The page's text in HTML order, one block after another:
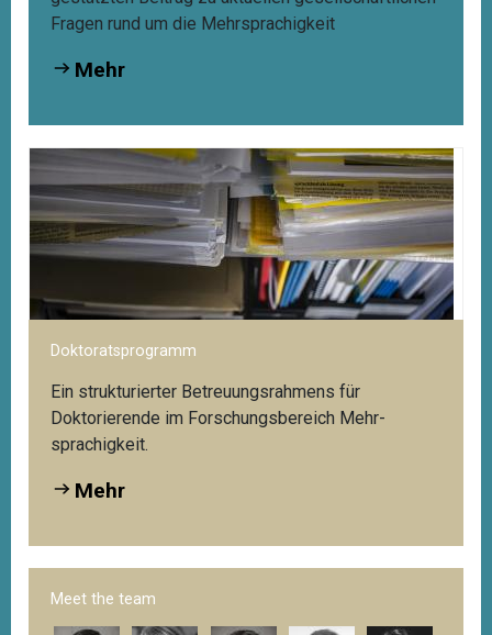
Fragen rund um die Mehrsprachigkeit
Mehr
Doktoratsprogramm
Ein strukturierter Betreuungsrahmens für
Doktorierende im Forschungsbereich Mehr­
sprachigkeit.
Mehr
Meet the team